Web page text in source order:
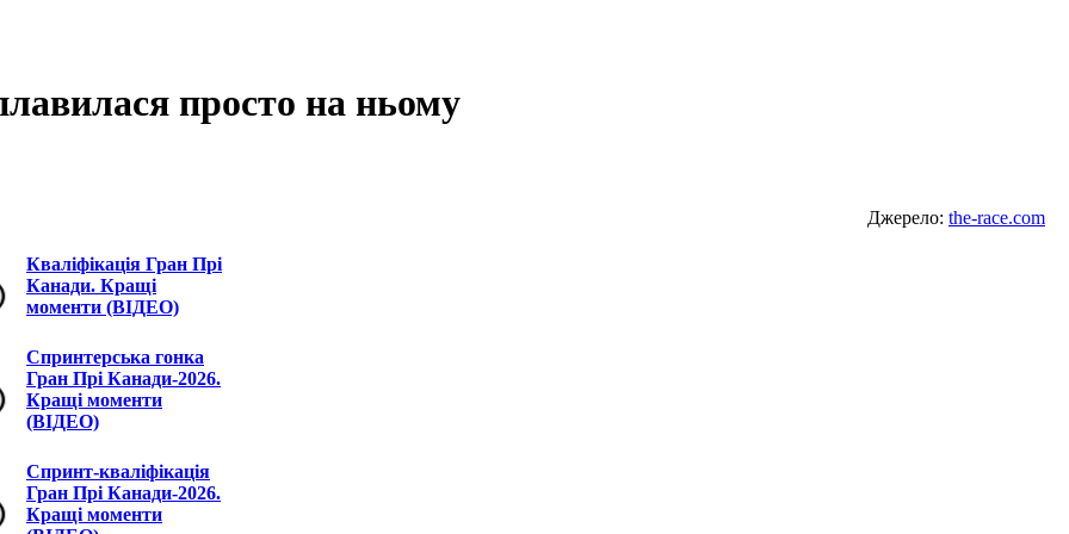
просто на ньому
Джерело: the-race.com
Кваліфікація Гран Прі
Канади. Кращі
моменти (ВІДЕО)
Спринтерська гонка
Гран Прі Канади-2026.
Кращі моменти
(ВІДЕО)
Спринт-кваліфікація
Гран Прі Канади-2026.
Кращі моменти